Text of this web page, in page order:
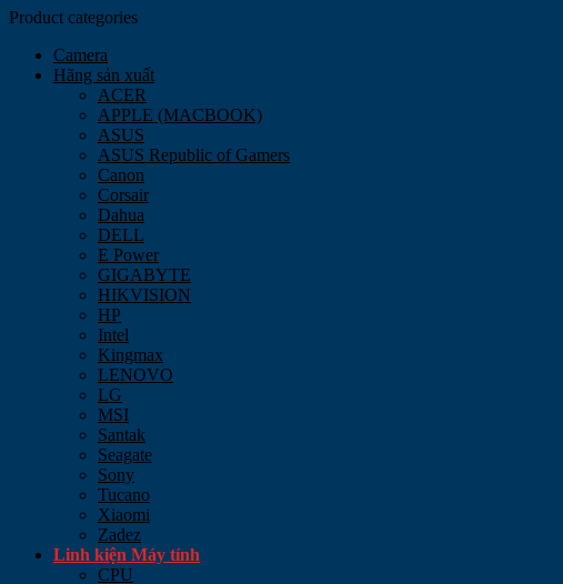
Product categories
Camera
Hãng sản xuất
ACER
APPLE (MACBOOK)
ASUS
ASUS Republic of Gamers
Canon
Corsair
Dahua
DELL
E Power
GIGABYTE
HIKVISION
HP
Intel
Kingmax
LENOVO
LG
MSI
Santak
Seagate
Sony
Tucano
Xiaomi
Zadez
Linh kiện Máy tính
CPU